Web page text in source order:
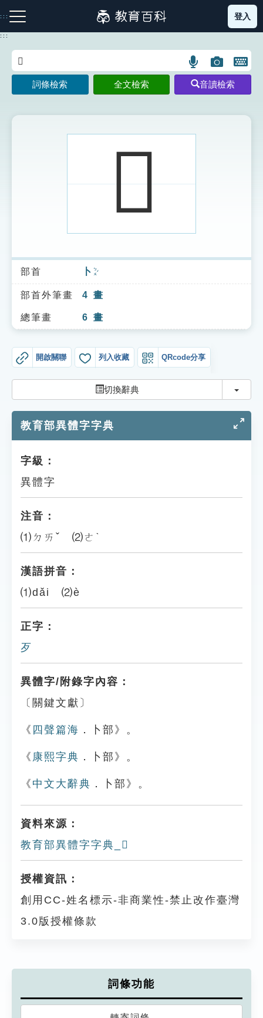
到
主
:::
注音索引圖示 筆畫索引圖示 部首索引表圖示
索引選單
知識索引
單字索引
貓頭鷹博士
登入
:::
語
言
搜
示
圖
片
搜
開
鍵
圖
詞條檢索 全文檢索 音讀檢索
𠧔
部首 卜 ㄅㄨˇ
部首外筆畫 4 畫
總筆畫 6 畫
開啟關聯 列入收藏 QRcode分享
切換辭典 切換
教育部異體字字典
字級：
異體字
注音：
⑴ㄉㄞˇ ⑵ㄜˋ
漢語拼音：
⑴dǎi ⑵è
正字：
歹
異體字/附錄字內容：
〔關鍵文獻〕
《 四聲篇海 ．卜部》。
《 康熙字典 ．卜部》。
《 中文大辭典 ．卜部》。
資料來源：
教育部異體字字典_𠧔
授權資訊：
創用CC-姓名標示-非商業性-禁止改作臺灣
3.0版授權條款
詞條功能